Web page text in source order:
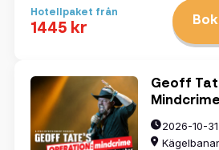
Hotellpaket från
1445 kr
Geoff
Mindcrime
2026-10-